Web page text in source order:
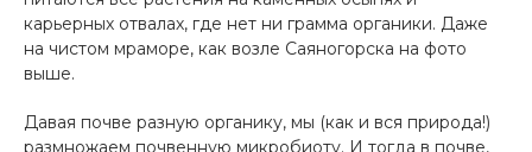
карьерных отвалах, где нет ни грамма органики. Даже
на чистом мраморе, как возле Саяногорска на фото
выше.
Давая почве разную органику, мы (как и вся природа!)
размножаем почвенную микробиоту. И тогда в почве,